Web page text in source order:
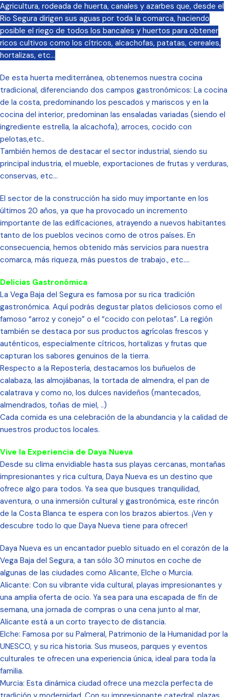
Agricultura, rodeada de huerta, canales y azarbes que, desde el
Rio Segura dirigen sus aguas por toda la comarca, haciendo
posible el riego de todos los bancales y huertos para obtener
ricos cultivos como los cítricos, alcachofas, patatas, cereales,
hortalizas, etc…
De esta huerta mediterránea, obtenemos nuestra cocina
tradicional, diferenciando dos campos gastronómicos: La cocina
de la costa, predominando los pescados y mariscos y en la
cocina del interior, predominan las ensaladas variadas (siendo el
ingrediente estrella, la alcachofa), arroces, cocido con
pelotas,etc..
También hemos de destacar el sector industrial, siendo su
principal industria, el mueble, exportaciones de frutas y verduras,
conservas, etc…
El sector de la construcción ha sido muy importante en los
últimos 20 años, ya que ha provocado un incremento
importante de las edificaciones, atrayendo a nuevos habitantes
tanto de los pueblos vecinos como de otros países. En
consecuencia, hemos obtenido más servicios para nuestra
comarca, más riqueza, más puestos de trabajo., etc….
Delicias Gastronómica
La Vega Baja del Segura es famosa por su rica tradición
gastronómica. Aquí podrás degustar platos deliciosos como el
famoso “arroz y conejo” o el “cocido con pelotas”. La región
también se destaca por sus productos agrícolas frescos y
auténticos, especialmente cítricos, hortalizas y frutas que
capturan los sabores genuinos de la tierra.
Respecto a la Repostería, destacamos los buñuelos de
calabaza, las almojábanas, la tortada de almendra, el pan de
calatrava y como no, los dulces navideños (mantecados,
almendrados, toñas de miel, ..)
Cada comida es una celebración de la abundancia y la calidad de
nuestros productos locales.
Vive la Experiencia de Daya Nueva
Desde su clima envidiable hasta sus playas cercanas, montañas
impresionantes y rica cultura, Daya Nueva es un destino que
ofrece algo para todos. Ya sea que busques tranquilidad,
aventura, o una inmersión cultural y gastronómica, este rincón
de la Costa Blanca te espera con los brazos abiertos. ¡Ven y
descubre todo lo que Daya Nueva tiene para ofrecer!
Daya Nueva es un encantador pueblo situado en el corazón de la
Vega Baja del Segura, a tan sólo 30 minutos en coche de
algunas de las ciudades como Alicante, Elche o Murcia.
Alicante: Con su vibrante vida cultural, playas impresionantes y
una amplia oferta de ocio. Ya sea para una escapada de fin de
semana, una jornada de compras o una cena junto al mar,
Alicante está a un corto trayecto de distancia.
Elche: Famosa por su Palmeral, Patrimonio de la Humanidad por la
UNESCO, y su rica historia. Sus museos, parques y eventos
culturales te ofrecen una experiencia única, ideal para toda la
familia.
Murcia: Esta dinámica ciudad ofrece una mezcla perfecta de